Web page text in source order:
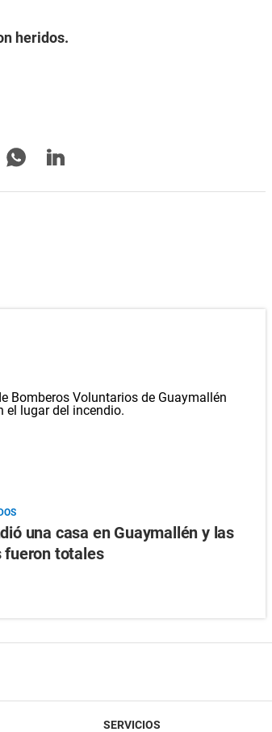
heridos.
una casa en Guaymallén y las
fueron totales
SERVICIOS